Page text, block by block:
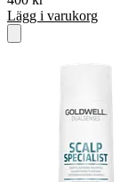
Lägg i varukorg